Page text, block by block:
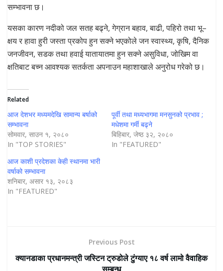
सम्भावना छ।
यसका कारण नदीको जल सतह बढ्ने, गेग्रान बहाव, बाढी, पहिरो तथा भू–
क्षय र हावा हुरी जस्ता प्रकोप हुन सक्ने भएकोले जन स्वास्थ्य, कृषि, दैनिक
जनजीवन, सडक तथा हवाई यातायातमा हुन सक्ने असुविधा, जोखिम वा
क्षतिबाट बच्न आवश्यक सतर्कता अपनाउन महाशाखाले अनुरोध गरेको छ।
Related
आज देशभर मध्यमदेखि सामान्य बर्षाको
सम्भावना
सोमवार, साउन १, २०८०
In "TOP STORIES"
पूर्वी तथा मध्यभागमा मनसुनको प्रभाव ;
मधेशमा गर्मी बढ्ने
बिहिबार, जेष्ठ ३२, २०८०
In "FEATURED"
आज काशी प्रदेशका केही स्थानमा भारी
वर्षाको सम्भावना
शनिबार, असार १३, २०८३
In "FEATURED"
Previous Post
क्यानडाका प्रधानमन्त्री जस्टिन ट्रुडोले टुंग्याए १८ वर्ष लामो वैवाहिक